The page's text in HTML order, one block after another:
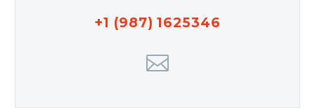
+1 (987) 1625346